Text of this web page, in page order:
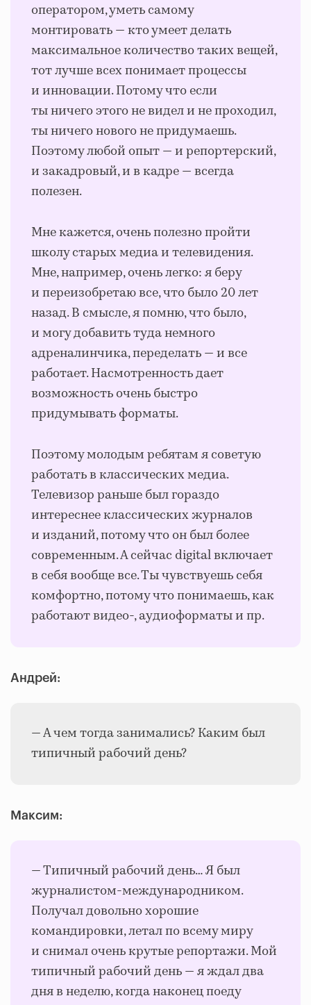
оператором, уметь самому
монтировать — кто умеет делать
максимальное количество таких вещей,
тот лучше всех понимает процессы
и инновации. Потому что если
ты ничего этого не видел и не проходил,
ты ничего нового не придумаешь.
Поэтому любой опыт — и репортерский,
и закадровый, и в кадре — всегда
полезен.
Мне кажется, очень полезно пройти
школу старых медиа и телевидения.
Мне, например, очень легко: я беру
и переизобретаю все, что было 20 лет
назад. В смысле, я помню, что было,
и могу добавить туда немного
адреналинчика, переделать — и все
работает. Насмотренность дает
возможность очень быстро
придумывать форматы.
Поэтому молодым ребятам я советую
работать в классических медиа.
Телевизор раньше был гораздо
интереснее классических журналов
и изданий, потому что он был более
современным. А сейчас digital включает
в себя вообще все. Ты чувствуешь себя
комфортно, потому что понимаешь, как
работают видео-, аудиоформаты и пр.
Андрей:
— А чем тогда занимались? Каким был
типичный рабочий день?
Максим:
— Типичный рабочий день… Я был
журналистом-международником.
Получал довольно хорошие
командировки, летал по всему миру
и снимал очень крутые репортажи. Мой
типичный рабочий день — я ждал два
дня в неделю, когда наконец поеду